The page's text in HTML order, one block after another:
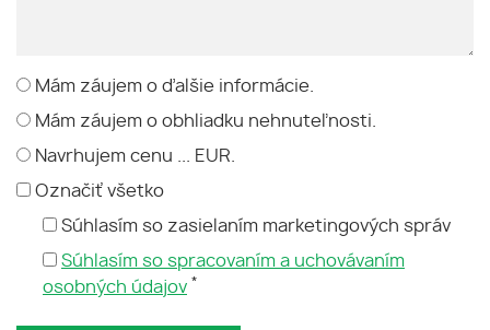
Mám záujem o ďalšie informácie.
Mám záujem o obhliadku nehnuteľnosti.
Navrhujem cenu ... EUR.
Označiť všetko
Súhlasím so zasielaním marketingových správ
Súhlasím so spracovaním a uchovávaním
osobných údajov *